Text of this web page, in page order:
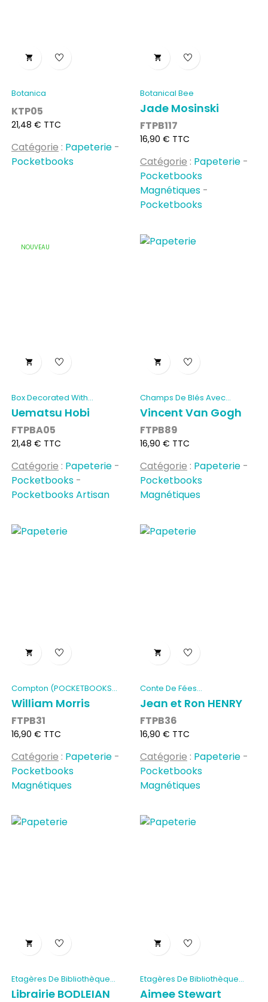

Botanica
KTP05
Prix
21,48 € TTC
Catégorie : Papeterie -
Pocketbooks

Botanical Bee
Jade Mosinski
FTPB117
Prix
16,90 € TTC
Catégorie : Papeterie -
Pocketbooks
Magnétiques -
Pocketbooks
NOUVEAU

Box Decorated With...
Uematsu Hobi
FTPBA05
Prix
21,48 € TTC
Catégorie : Papeterie -
Pocketbooks -
Pocketbooks Artisan

Champs De Blés Avec
Cyprès...
Vincent Van Gogh
FTPB89
Prix
16,90 € TTC
Catégorie : Papeterie -
Pocketbooks
Magnétiques

Compton (POCKETBOOKS...
William Morris
FTPB31
Prix
16,90 € TTC
Catégorie : Papeterie -
Pocketbooks
Magnétiques

Conte De Fées
(POCKETBOOKS...
Jean et Ron HENRY
FTPB36
Prix
16,90 € TTC
Catégorie : Papeterie -
Pocketbooks
Magnétiques

Etagères De Bibliothèque...
Librairie BODLEIAN

Etagères De Bibliothèque...
Aimee Stewart